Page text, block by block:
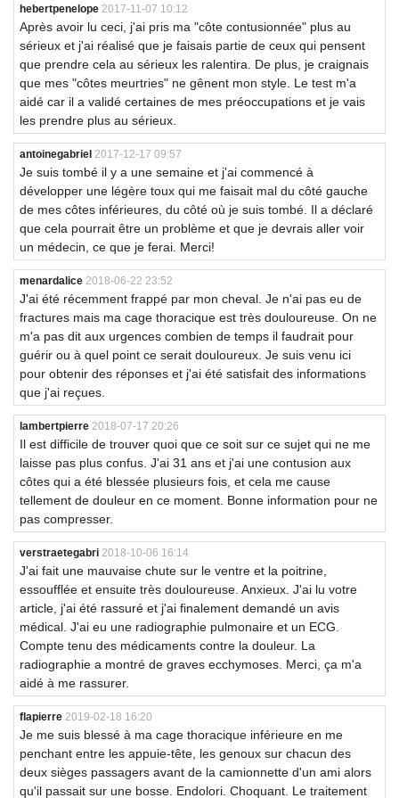
hebertpenelope 2017-11-07 10:12
Après avoir lu ceci, j'ai pris ma "côte contusionnée" plus au
sérieux et j'ai réalisé que je faisais partie de ceux qui pensent
que prendre cela au sérieux les ralentira. De plus, je craignais
que mes "côtes meurtries" ne gênent mon style. Le test m'a
aidé car il a validé certaines de mes préoccupations et je vais
les prendre plus au sérieux.
antoinegabriel 2017-12-17 09:57
Je suis tombé il y a une semaine et j'ai commencé à
développer une légère toux qui me faisait mal du côté gauche
de mes côtes inférieures, du côté où je suis tombé. Il a déclaré
que cela pourrait être un problème et que je devrais aller voir
un médecin, ce que je ferai. Merci!
menardalice 2018-06-22 23:52
J'ai été récemment frappé par mon cheval. Je n'ai pas eu de
fractures mais ma cage thoracique est très douloureuse. On ne
m'a pas dit aux urgences combien de temps il faudrait pour
guérir ou à quel point ce serait douloureux. Je suis venu ici
pour obtenir des réponses et j'ai été satisfait des informations
que j'ai reçues.
lambertpierre 2018-07-17 20:26
Il est difficile de trouver quoi que ce soit sur ce sujet qui ne me
laisse pas plus confus. J'ai 31 ans et j'ai une contusion aux
côtes qui a été blessée plusieurs fois, et cela me cause
tellement de douleur en ce moment. Bonne information pour ne
pas compresser.
verstraetegabri 2018-10-06 16:14
J'ai fait une mauvaise chute sur le ventre et la poitrine,
essoufflée et ensuite très douloureuse. Anxieux. J'ai lu votre
article, j'ai été rassuré et j'ai finalement demandé un avis
médical. J'ai eu une radiographie pulmonaire et un ECG.
Compte tenu des médicaments contre la douleur. La
radiographie a montré de graves ecchymoses. Merci, ça m'a
aidé à me rassurer.
flapierre 2019-02-18 16:20
Je me suis blessé à ma cage thoracique inférieure en me
penchant entre les appuie-tête, les genoux sur chacun des
deux sièges passagers avant de la camionnette d'un ami alors
qu'il passait sur une bosse. Endolori. Choquant. Le traitement